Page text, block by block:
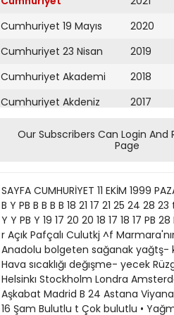
Cumhuriyet 19 Mayıs
Cumhuriyet 23 Nisan
Cumhuriyet Akademi
Cumhuriyet Akdeniz
Cumhuriyet Alışveriş
Cumhuriyet Ankara
Cumhuriyet Büyük
Taaruz
Cumhuriyet
Cumartesi
Cumhuriyet Çevre
2020
2019
2018
2017
2016
2015
2013
2011
2010
2009
Our Subscribers Can Login And
Page
SAYFA CUMHURİYET 11 EKİM 1999 PAZARTESİ HABERLERİN DEVAMI İB15Istanbul Edirne Kocaeli Çanakkale izmir Manisa Aydın Denizli --- ^ t PB B Y PB B B B B 18 21 17 21 25 24 28 23 ttlİMKİYE Zonguldak Y 15 Antalya Sınop Samsun Trabzon Giresun Ankara Eskişehır Konya Sıvas Y Y Y Y Y Y PB Y 19 17 20 20 18 17 18 17 PB 28 Kars Adana Mersin Diyarbakır Şanlıurfa Mardin Siirt Hakkâri Van Y Y Y Y Y Y Y Y 26 28 24 25 25 25 20 18 r Açık Pafçalı Culutkj ^f Marmara'nın doğusu, Karadenız, Iç Anado- lu'nun kuzey ve doğusu, Doğu Akdenız ile Doğu ve Güneydoğu Anadolu bolgeten sağanak yağtş- k, dığer yerier parçalı ve az bulutlu geçecek. Ya- ğışlar Orta ve Doğu Kara- denız'de etkılı, olacak Hava sıcaklığı değışme- yecek Rüzgâr kuzey ve batı yönlerden hafif, ara sıra orta, yağış anı.ida kuvvetlıce esecek. DIS MERKEZLER Oslo Helsinkı Stockholm Londra Amsterdam Brüksel Paris Bonn Y Y Y PB PB PB B B 11 13 13 17 16 15 16 14 Beriin B 16 Moskova Budapeşte B 17 Aşkabat Madrid B 24 Astana Viyana B 17 Taşkent Belgrad B 20 Bakû Sofya Roma B 18 Bişkek B 22 Tiflis Atina B 23 Kahire Münih B 16 Zürih B 16 Şam Bulutlu t Çok bulutlu • Yağmuriu Kartı k Gök güriJRülu Depremzede beldiyorI Baştarafi 1. Sayfada yor,geçer*> dedı. Aydın, deprem bölgesin- deki prefabrike konutlann 30 Kasım'a ka- dar peyderpe> tesiimedileceğinı.ortaha- sarlı konutlar içın onanm yardımınm önü- müzdeki hafta belirleneceğıni, bu yardı- mm 2-2.5 mılyar lira dolayında olabilece- ğini söyledi. Kocaeli'nin Gölcük ilçesine bağlı De- ğiımendere beldesmde depremden zarar gören vatandaşlann kurdugu "Değinnen- dere Depremzedeler Derneği'' dün açıldı. Açılışta konuşan Başkan Yusuf Yazıcı, depremde en çok hasar gören yerlerden birınin Değirmendere olduğunu belırte- rek devletin yardtm etmekte gecıktigini ve bu nedenle sorunlann çığ gibi büyüdügü- nü ifade ederek "Depremzedenin çıglıgL, Degirmendere'nin çığlığıdır" dedi. Canlanm önce toprağa, sonra da yürek- lerine gömdüklennı kaydeden Yazıcı söz- lerinı şöyle sürdürdü: "Artık çığhğımız duyulmaz oldu. Unu- rulduk, unutturulduk. L'nutanlara. unut- turmak isteyenlere karşı sesimizi yükselt- mek isriyoruz. İstiyoruz ki, yürekler sağır, eiier çaresiz, umutlar tükenmiş olmasın. Bu ülkenin yurttaşı olmanın güveniyle, tam 55 gün sadece umut edip bekledik. Çünkü bu devleti var eden bizdik. Vergi- mizi isterken peşimizi bırakmayanlann yardım elini uzatacağına inandık. İnsan onuruna yakışmayan koşuilarda yaşama- ya mahkûm edildik \e kişiliksizleştirildik." Derneğin açılışına davetli olan